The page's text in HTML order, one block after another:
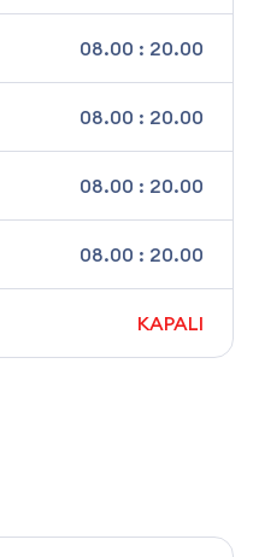
08.00 : 20.00
08.00 : 20.00
08.00 : 20.00
08.00 : 20.00
KAPALI